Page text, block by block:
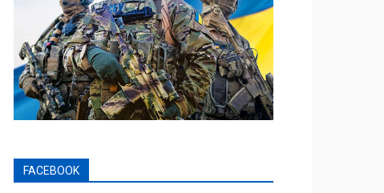
FACEBOOK